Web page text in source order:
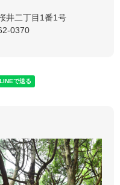
井二丁目1番1号
0370